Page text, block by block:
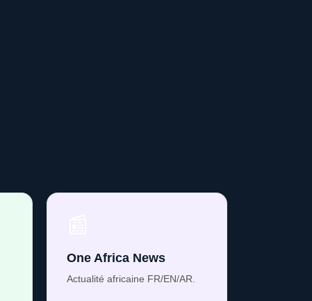
One Africa News
Actualité africaine FR/EN/AR.